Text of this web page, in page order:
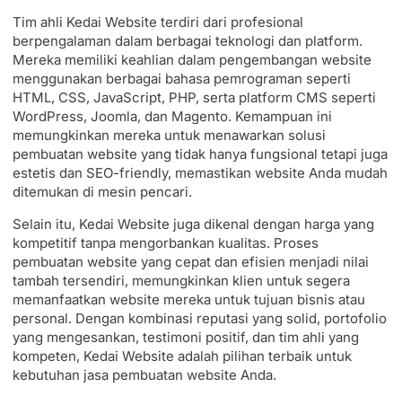
Tim ahli Kedai Website terdiri dari profesional
berpengalaman dalam berbagai teknologi dan platform.
Mereka memiliki keahlian dalam pengembangan website
menggunakan berbagai bahasa pemrograman seperti
HTML, CSS, JavaScript, PHP, serta platform CMS seperti
WordPress, Joomla, dan Magento. Kemampuan ini
memungkinkan mereka untuk menawarkan solusi
pembuatan website yang tidak hanya fungsional tetapi juga
estetis dan SEO-friendly, memastikan website Anda mudah
ditemukan di mesin pencari.
Selain itu, Kedai Website juga dikenal dengan harga yang
kompetitif tanpa mengorbankan kualitas. Proses
pembuatan website yang cepat dan efisien menjadi nilai
tambah tersendiri, memungkinkan klien untuk segera
memanfaatkan website mereka untuk tujuan bisnis atau
personal. Dengan kombinasi reputasi yang solid, portofolio
yang mengesankan, testimoni positif, dan tim ahli yang
kompeten, Kedai Website adalah pilihan terbaik untuk
kebutuhan jasa pembuatan website Anda.